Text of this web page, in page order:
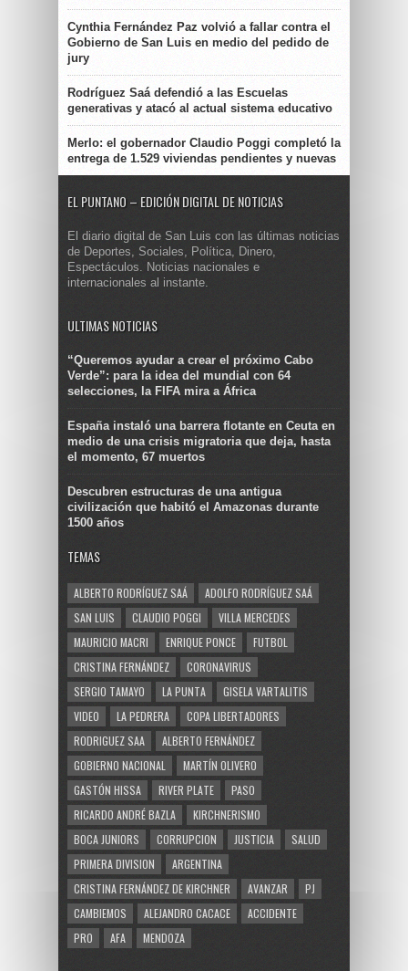
Cynthia Fernández Paz volvió a fallar contra el
Gobierno de San Luis en medio del pedido de
jury
Rodríguez Saá defendió a las Escuelas
generativas y atacó al actual sistema educativo
Merlo: el gobernador Claudio Poggi completó la
entrega de 1.529 viviendas pendientes y nuevas
EL PUNTANO – EDICIÓN DIGITAL DE NOTICIAS
El diario digital de San Luis con las últimas noticias
de Deportes, Sociales, Política, Dinero,
Espectáculos. Noticias nacionales e
internacionales al instante.
ULTIMAS NOTICIAS
“Queremos ayudar a crear el próximo Cabo
Verde”: para la idea del mundial con 64
selecciones, la FIFA mira a África
España instaló una barrera flotante en Ceuta en
medio de una crisis migratoria que deja, hasta
el momento, 67 muertos
Descubren estructuras de una antigua
civilización que habitó el Amazonas durante
1500 años
TEMAS
ALBERTO RODRÍGUEZ SAÁ
ADOLFO RODRÍGUEZ SAÁ
SAN LUIS
CLAUDIO POGGI
VILLA MERCEDES
MAURICIO MACRI
ENRIQUE PONCE
FUTBOL
CRISTINA FERNÁNDEZ
CORONAVIRUS
SERGIO TAMAYO
LA PUNTA
GISELA VARTALITIS
VIDEO
LA PEDRERA
COPA LIBERTADORES
RODRIGUEZ SAA
ALBERTO FERNÁNDEZ
GOBIERNO NACIONAL
MARTÍN OLIVERO
GASTÓN HISSA
RIVER PLATE
PASO
RICARDO ANDRÉ BAZLA
KIRCHNERISMO
BOCA JUNIORS
CORRUPCION JUSTICIA
SALUD
PRIMERA DIVISION
ARGENTINA
CRISTINA FERNÁNDEZ DE KIRCHNER
AVANZAR
PJ
CAMBIEMOS
ALEJANDRO CACACE
ACCIDENTE
PRO
AFA MENDOZA